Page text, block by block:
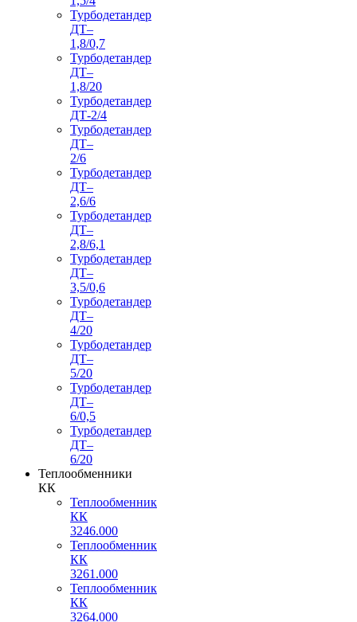
Турбодетандер
ДТ–
1,8/0,7
Турбодетандер
ДТ–
1,8/20
Турбодетандер
ДТ-2/4
Турбодетандер
ДТ–
2/6
Турбодетандер
ДТ–
2,6/6
Турбодетандер
ДТ–
2,8/6,1
Турбодетандер
ДТ–
3,5/0,6
Турбодетандер
ДТ–
4/20
Турбодетандер
ДТ–
5/20
Турбодетандер
ДТ–
6/0,5
Турбодетандер
ДТ–
6/20
Теплообменники
КК
Теплообменник
КК
3246.000
Теплообменник
КК
3261.000
Теплообменник
КК
3264.000